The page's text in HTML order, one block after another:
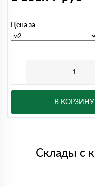
Цена за
-
В КОРЗИНУ
Склады с